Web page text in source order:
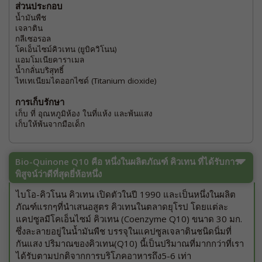
ส่วนประกอบ
น้ำมันพืช
เจลาติน
กลีเซอรอล
โคเอ็นไซม์คิวเทน (ยูบิควิโนน)
แอมโมเนียคาราเมล
น้ำกลั่นบริสุทธิ์
ไทเทเนียมไดออกไซด์ (Titanium dioxide)
การเก็บรักษา
เก็บ ที่ อุณหภูมิห้อง ในที่แห้ง และพ้นแสง
เก็บให้พ้นจากมือเด็ก
Bio-Quinone Q10 คือ หนึ่งในผลิตภัณฑ์ คิวเทน ที่ได้รับการ
พิสูจน์ว่าดีที่สุดยี่ห้อหนึ่ง
ไบโอ-คิวโนน คิวเทน เปิดตัวในปี 1990 และเป็นหนึ่งในผลิต
ภัณฑ์แรกๆที่นำเสนอสูตร คิวเทนในตลาดยุโรป โดยแต่ละ
แคปซูลมีโคเอ็นไซม์ คิวเทน (Coenzyme Q10) ขนาด 30 มก.
ซึ่งละลายอยู่ในน้ำมันพืช บรรจุในแคปซูลเจลาตินชนิดนิ่มที่
กันแสง ปริมาณของคิวเทน(Q10) นี้เป็นปริมาณที่มากกว่าที่เรา
ได้รับตามปกติจากการบริโภคอาหารถึง5-6 เท่า